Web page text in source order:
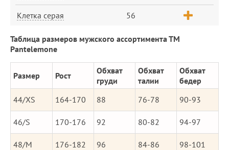
Клетка серая 56
Таблица размеров мужского ассортимента ТМ
Pantelemone
Размер Рост
Обхват
груди
Обхват
талии
Обхват
бедер
44/XS
164-170 88 76-78 90-93
46/S 170-176 92 80-82 94-97
48/M 176-182 96 84-86
98-101